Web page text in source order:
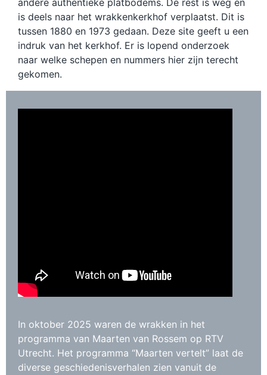
andere authentieke platbodems. De rest is weg en
is deels naar het wrakkenkerkhof verplaatst. Dit is
tussen 1880 en 1973 gedaan. Deze site geeft u een
indruk van het kerkhof. Er is lopend onderzoek
naar welke schepen en nummers hier zijn terecht
gekomen.
In oktober 2025 waren de wrakken in het
programma van Maarten van Rossem op RTV
Utrecht. Het programma “Maarten vertelt” laat de
diverse geschiedenisverhalen zien vanuit de